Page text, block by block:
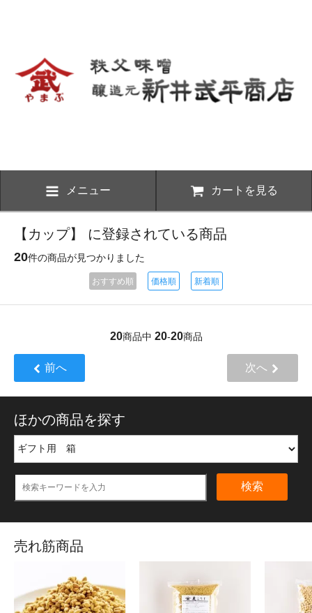
メニュー カートを見る
【カップ】 に登録されている商品
20件の商品が見つかりました
おすすめ順 価格順 新着順
20商品中 20-20商品
前へ 次へ
ほかの商品を探す
検索
売れ筋商品